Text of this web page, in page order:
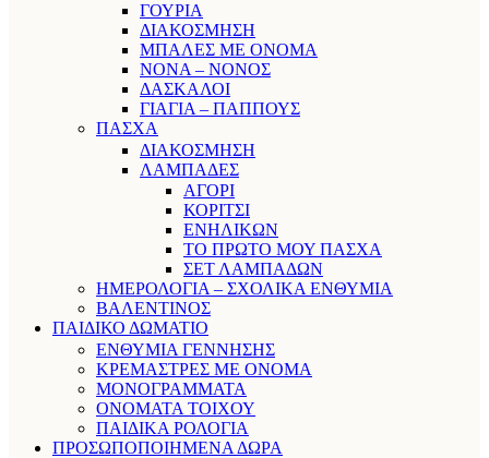
ΓΟΥΡΙΑ
ΔΙΑΚΟΣΜΗΣΗ
ΜΠΑΛΕΣ ΜΕ ΟΝΟΜΑ
ΝΟΝΑ – ΝΟΝΟΣ
ΔΑΣΚΑΛΟΙ
ΓΙΑΓΙΑ – ΠΑΠΠΟΥΣ
ΠΑΣΧΑ
ΔΙΑΚΟΣΜΗΣΗ
ΛΑΜΠΑΔΕΣ
ΑΓΟΡΙ
ΚΟΡΙΤΣΙ
ΕΝΗΛΙΚΩΝ
ΤΟ ΠΡΩΤΟ ΜΟΥ ΠΑΣΧΑ
ΣΕΤ ΛΑΜΠΑΔΩΝ
ΗΜΕΡΟΛΟΓΙΑ – ΣΧΟΛΙΚΑ ΕΝΘΥΜΙΑ
ΒΑΛΕΝΤΙΝΟΣ
ΠΑΙΔΙΚΟ ΔΩΜΑΤΙΟ
ΕΝΘΥΜΙΑ ΓΕΝΝΗΣΗΣ
ΚΡΕΜΑΣΤΡΕΣ ΜΕ ΟΝΟΜΑ
ΜΟΝΟΓΡΑΜΜΑΤΑ
ΟΝΟΜΑΤΑ ΤΟΙΧΟΥ
ΠΑΙΔΙΚΑ ΡΟΛΟΓΙΑ
ΠΡΟΣΩΠΟΠΟΙΗΜΕΝΑ ΔΩΡΑ